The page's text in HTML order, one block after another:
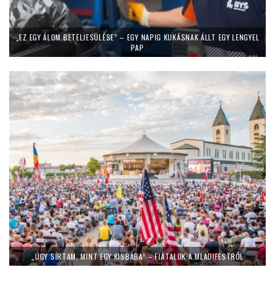
„EZ EGY ÁLOM BETELJESÜLÉSE” – EGY NAPIG KUKÁSNAK ÁLLT EGY LENGYEL
PAP
„ÚGY SÍRTAM, MINT EGY KISBABA” – FIATALOK A MLADIFESTRŐL